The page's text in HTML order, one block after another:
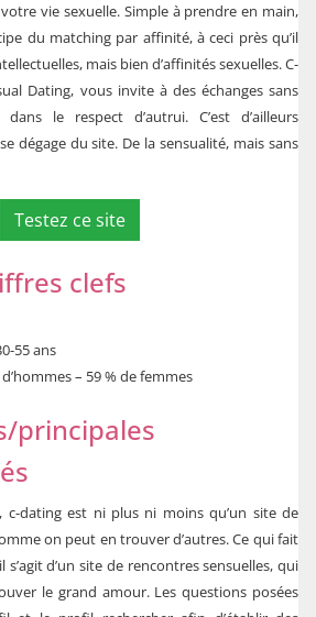
vie sexuelle. Simple à prendre en main,
du matching par affinité, à ceci près qu’il
mais bien d’affinités sexuelles. C-
Dating, vous invite à des échanges sans
le respect d’autrui. C’est d’ailleurs
dégage du site. De la sensualité, mais sans
Testez ce site
clefs
55 ans
– 59 % de femmes
principales
c-dating est ni plus ni moins qu’un site de
on peut en trouver d’autres. Ce qui fait
s’agit d’un site de rencontres sensuelles, qui
le grand amour. Les questions posées